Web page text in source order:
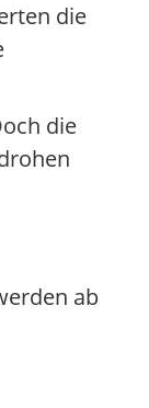
die
die
ab